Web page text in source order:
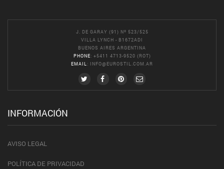
J. DE GARAY (91) Nº 523/525
VILLA LYNCH - B1672ADI
BUENOS AIRES ARGENTINA
PHONE: +5411 4713-9520 (ROT)
EMAIL : INFO@EUROSTIL.COM.AR
INFORMACIÓN
AVISO LEGAL
POLÍTICA DE PRIVACIDAD